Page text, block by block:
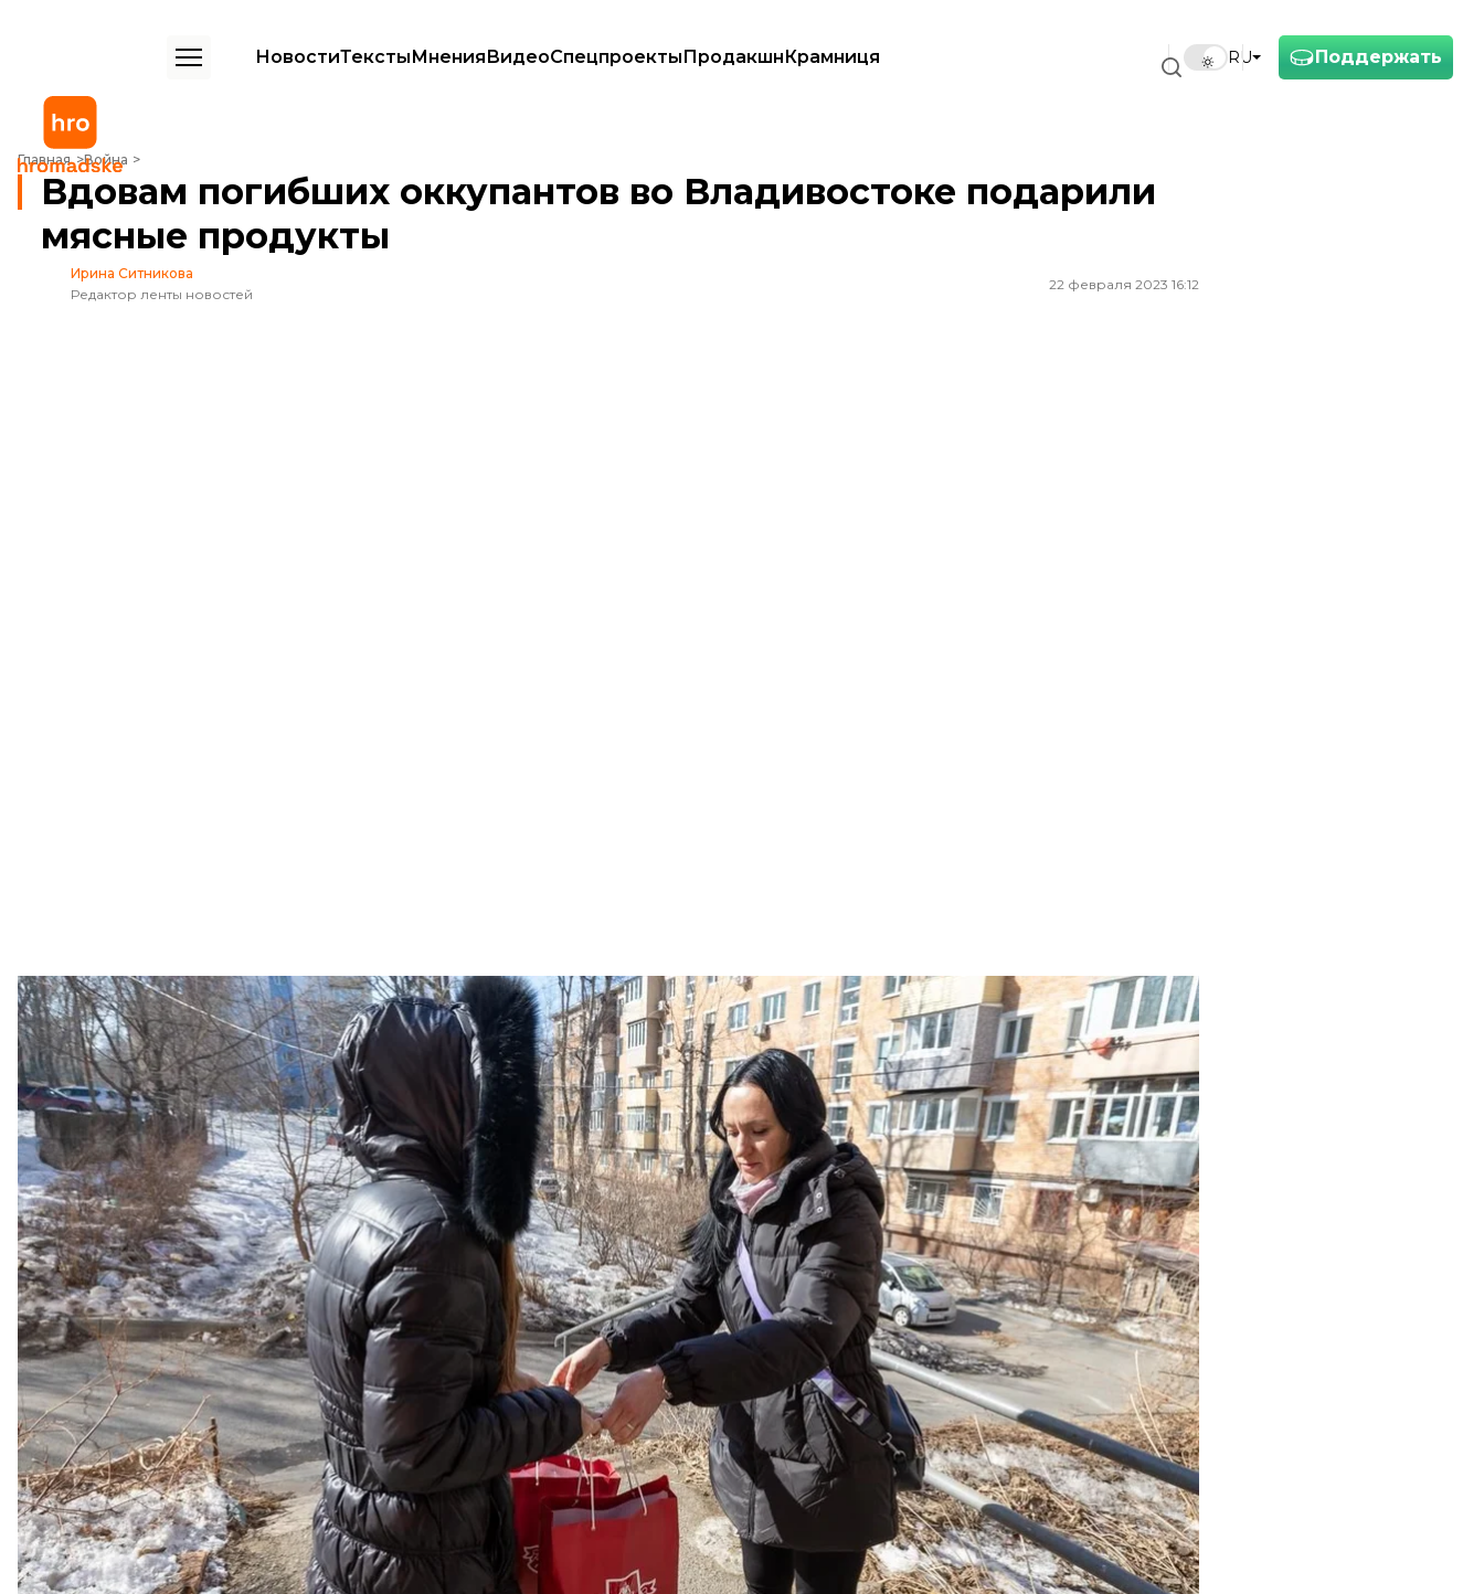
Поддержать
RU
НовостиТекстыМненияВидеоСпецпроектыПродакшнКрамниця
Главная Война
Вдовам погибших оккупантов во Владивостоке подарили мясные продукты
Вдовам погибших оккупантов во Владивостоке подарили
мясные продукты
Ирина Ситникова
Редактор ленты новостей
22 февраля 2023 16:12
российским вдовам во Владивостоке подарили мясные продукты
«Администрация Владивостока» / Telegram&nbsp;
Администрация российского города Владивосток подарила супругам погибших оккупантов продуктовые наборы от
производителя мясных продуктов. После освещения этой новости в СМИ власти города решили удалить свое сообщение.
Об этомпишетInsider.
Власти Владивостока сообщили о подарках вдовам в своем Telegram-канале. Администрация города опубликовала фото,
как женщинам вручают фирменные пакеты местной компании «Ратимир».
Эта фирма производит колбасы, сосиски, паштеты, консервы и полуфабрикаты и называет себя «одним из ведущих
российских брендов мясной продукции на Дальнем Востоке».